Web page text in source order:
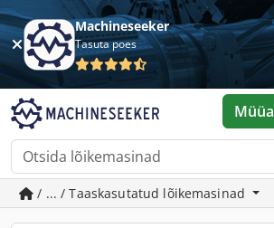
Machineseeker
Tasuta poes
Müüa
/ ... / Taaskasutatud lõikemasinad